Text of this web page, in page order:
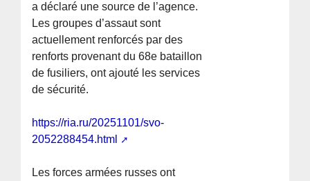
a déclaré une source de l’agence.
Les groupes d’assaut sont
actuellement renforcés par des
renforts provenant du 68e bataillon
de fusiliers, ont ajouté les services
de sécurité.
https://ria.ru/20251101/svo-
2052288454.html
Les forces armées russes ont